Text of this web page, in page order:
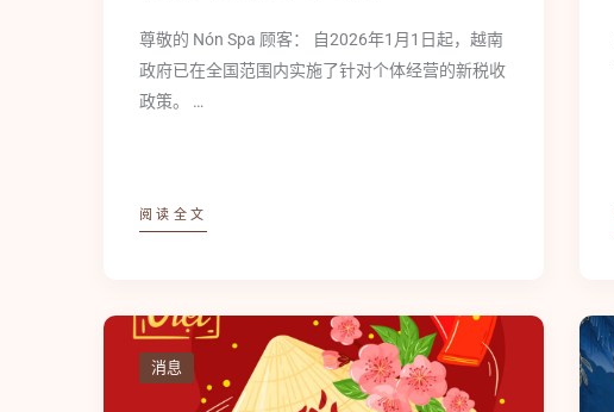
尊敬的 Nón Spa 顾客： 自2026年1月1日起，越南
政府已在全国范围内实施了针对个体经营的新税收
政策。 …
阅读全文
消息